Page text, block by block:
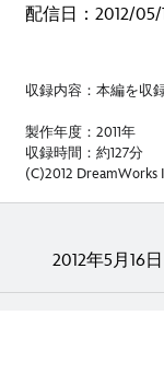
配信日：2012/05/
収録内容：本編を収
製作年度：2011年
収録時間：約127分
(C)2012 DreamWorks
2012年5月16